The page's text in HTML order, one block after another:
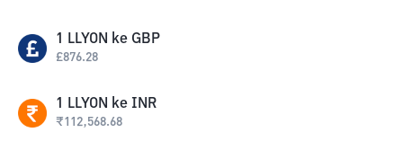
1 LLYON ke GBP
£876.28
1 LLYON ke INR
₹112,568.68